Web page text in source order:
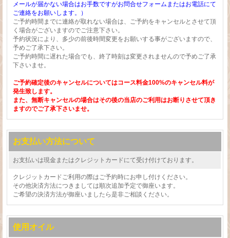
メールが届かない場合はお手数ですがお問合せフォームまたはお電話にて
ご連絡をお願いします。）
ご予約時間までに連絡が取れない場合は、ご予約をキャンセルとさせて頂
く場合がございますのでご注意下さい。
予約状況により、多少の前後時間変更をお願いする事がございますので、
予めご了承下さい。
ご予約時間に遅れた場合でも、終了時刻は変更されませんので予めご了承
下さいませ。
ご予約確定後のキャンセルについてはコース料金100%のキャンセル料が
発生致します。
また、無断キャンセルの場合はその後の当店のご利用はお断りさせて頂き
ますのでご了承下さいませ。
お支払い方法について
お支払いは現金またはクレジットカードにて受け付けております。
クレジットカードご利用の際はご予約時にお申し付けください。
その他決済方法につきましては順次追加予定で御座います。
ご希望の決済方法が御座いましたら是非ご相談ください。
使用オイル